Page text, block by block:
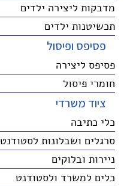
מדבקות ליצירה ילדים
תכשיטנות ילדים
פסיפס ופיסול
פסיפס ליצירה
חומרי פיסול
ציוד משרדי
כלי כתיבה
סרגלים ושבלונות לסטודנט
ניירות ובלוקים
כלים למשרד ולסטודנט